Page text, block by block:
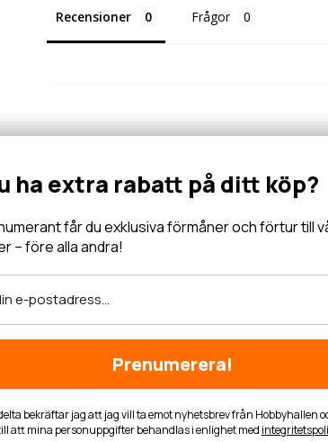
Recensioner Frågor
Nyhetsbrev
Gå med i vår community för
inbjudningar och mycket mer.
Vill du ha extra rabatt på
Som prenumerant får du exklusiva
kampanjer – före alla andra!
Genom att delta bekräftar jag att jag vill ta emot
till att mina personuppgifter behandlas i